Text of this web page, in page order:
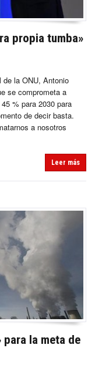
propia tumba»
de la ONU, Antonio
se comprometa a
% para 2030 para
de decir basta.
a nosotros
Leer más
para la meta de